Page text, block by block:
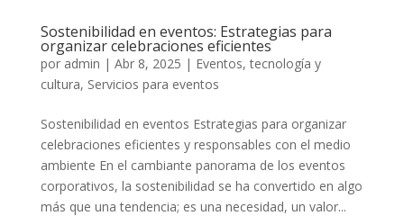
Sostenibilidad en eventos: Estrategias para
organizar celebraciones eficientes
por admin | Abr 8, 2025 | Eventos, tecnología y
cultura, Servicios para eventos
Sostenibilidad en eventos Estrategias para organizar
celebraciones eficientes y responsables con el medio
ambiente En el cambiante panorama de los eventos
corporativos, la sostenibilidad se ha convertido en algo
más que una tendencia; es una necesidad, un valor...